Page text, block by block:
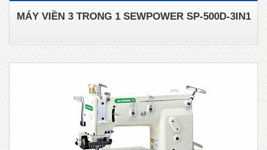
MÁY VIỀN 3 TRONG 1 SEWPOWER SP-500D-3IN1